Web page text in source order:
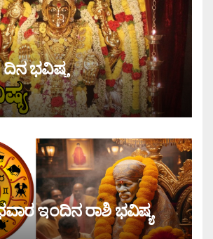
ದಿನ ಭವಿಷ್ಯ
ಇಂದಿನ ರಾಶಿ ಭವಿಷ್ಯ